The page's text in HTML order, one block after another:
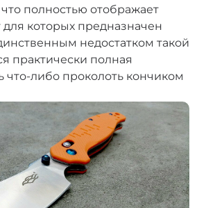
полностью отображает
для которых предназначен
недостатком такой
практически полная
что-либо проколоть кончиком